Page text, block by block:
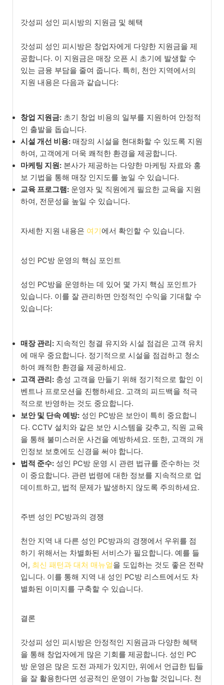
갓성피 성인 피시방의 지원금 및 혜택
갓성피 성인 피시방은 창업자에게 다양한 지원금을 제
공합니다. 이 지원금은 매장 오픈 시 초기에 발생할 수
있는 금융 부담을 줄여 줍니다. 특히, 천안 지역에서의
지원 내용은 다음과 같습니다:
창업 지원금: 초기 창업 비용의 일부를 지원하여 안정적
인 출발을 돕습니다.
시설 개선 비용: 매장의 시설을 현대화할 수 있도록 지원
하여, 고객에게 더욱 쾌적한 환경을 제공합니다.
마케팅 지원: 본사가 제공하는 다양한 마케팅 자료와 홍
보 기법을 통해 매장 인지도를 높일 수 있습니다.
교육 프로그램: 운영자 및 직원에게 필요한 교육을 지원
하여, 전문성을 높일 수 있습니다.
자세한 지원 내용은 여기에서 확인할 수 있습니다.
성인 PC방 운영의 핵심 포인트
성인 PC방을 운영하는 데 있어 몇 가지 핵심 포인트가
있습니다. 이를 잘 관리하면 안정적인 수익을 기대할 수
있습니다:
매장 관리: 지속적인 청결 유지와 시설 점검은 고객 유치
에 매우 중요합니다. 정기적으로 시설을 점검하고 청소
하여 쾌적한 환경을 제공하세요.
고객 관리: 충성 고객을 만들기 위해 정기적으로 할인 이
벤트나 프로모션을 진행하세요. 고객의 피드백을 적극
적으로 반영하는 것도 중요합니다.
보안 및 단속 예방: 성인 PC방은 보안이 특히 중요합니
다. CCTV 설치와 같은 보안 시스템을 갖추고, 직원 교육
을 통해 불미스러운 사건을 예방하세요. 또한, 고객의 개
인정보 보호에도 신경을 써야 합니다.
법적 준수: 성인 PC방 운영 시 관련 법규를 준수하는 것
이 중요합니다. 관련 법령에 대한 정보를 지속적으로 업
데이트하고, 법적 문제가 발생하지 않도록 주의하세요.
주변 성인 PC방과의 경쟁
천안 지역 내 다른 성인 PC방과의 경쟁에서 우위를 점
하기 위해서는 차별화된 서비스가 필요합니다. 예를 들
어, 최신 패턴과 대처 매뉴얼을 도입하는 것도 좋은 전략
입니다. 이를 통해 지역 내 성인 PC방 리스트에서도 차
별화된 이미지를 구축할 수 있습니다.
결론
갓성피 성인 피시방은 안정적인 지원금과 다양한 혜택
을 통해 창업자에게 많은 기회를 제공합니다. 성인 PC
방 운영은 많은 도전 과제가 있지만, 위에서 언급한 팁들
을 잘 활용한다면 성공적인 운영이 가능할 것입니다. 천